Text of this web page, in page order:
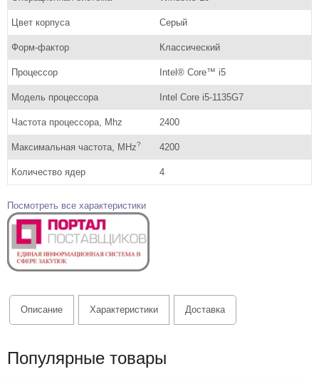
Цвет корпуса Серый
Форм-фактор Классический
Процессор Intel® Core™ i5
Модель процессора Intel Core i5-1135G7
Частота процессора, Mhz 2400
Максимальная частота, MHz? 4200
Количество ядер 4
Посмотреть все характеристики
Описание Характеристики Доставка
Популярные товары